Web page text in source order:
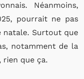
Néanmoins,
pourrait ne pas
natale. Surtout que
notamment de la
que ça.